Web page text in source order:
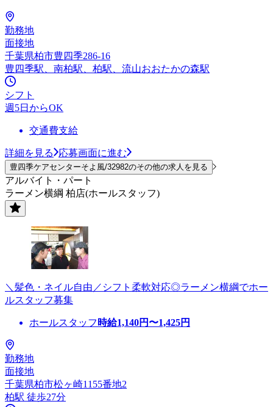
勤務地
面接地
千葉県柏市豊四季286-16
豊四季駅、南柏駅、柏駅、流山おおたかの森駅
シフト
週5日からOK
交通費支給
詳細を見る 応募画面に進む
豊四季ケアセンターそよ風/32982のその他の求人を見る
アルバイト・パート
ラーメン横綱 柏店(ホールスタッフ)
＼髪色・ネイル自由／シフト柔軟対応◎ラーメン横綱でホー
ルスタッフ募集
ホールスタッフ 時給1,140円〜1,425円
勤務地
面接地
千葉県柏市松ヶ崎1155番地2
柏駅 徒歩27分